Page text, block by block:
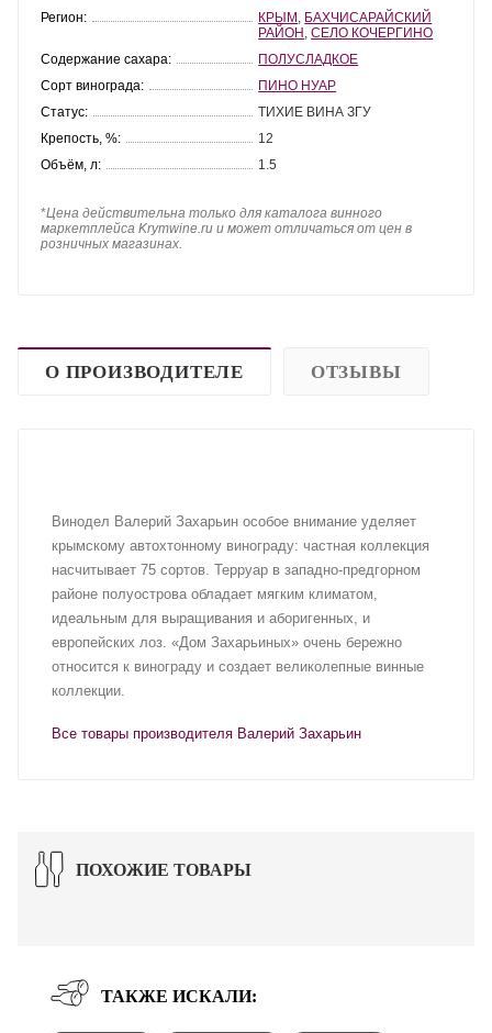
Регион:
КРЫМ БАХЧИСАРАЙСКИЙ
РАЙОН ,СЕЛО КОЧЕРГИНО
Содержание сахара:
ПОЛУСЛАДКОЕ
Сорт винограда:
ПИНО НУАР
Статус:
ТИХИЕ ВИНА ЗГУ
Крепость, %:
12
Объём, л:
1.5
*Цена действительна только для каталога винного
маркетплейса Krymwine.ru и может отличаться от цен в
розничных магазинах.
О ПРОИЗВОДИТЕЛЕ ОТЗЫВЫ
Винодел Валерий Захарьин особое внимание уделяет
крымскому автохтонному винограду: частная коллекция
насчитывает 75 сортов. Терруар в западно-предгорном
районе полуострова обладает мягким климатом,
идеальным для выращивания и аборигенных, и
европейских лоз. «Дом Захарьиных» очень бережно
относится к винограду и создает великолепные винные
коллекции.
Все товары производителя Валерий Захарьин
ПОХОЖИЕ ТОВАРЫ
ТАКЖЕ ИСКАЛИ: